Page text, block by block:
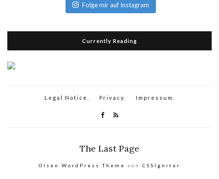
Folge mir auf Instagram
Currently Reading
Legal Notice. Privacy. Impressum.
The Last Page
Olsen WordPress Theme von CSSIgniter